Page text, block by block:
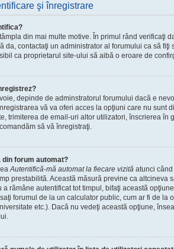
şi înregistrare
din mai multe motive. În primul rând verificaţi
da, contactaţi un administrator al forumului ca să fiţi
ca proprietarul site-ului să aibă o eroare de
depinde de adminstratorul forumului dacă e
vă va oferi acces la opţiuni care nu sunt
trimiterea de email-uri altor utilizatori, înscrierea în
să vă înregistraţi.
din forum automat?
Autentifică-mă automat la fiecare vizită atunci
prestabilită. Această măsură previne ca altcineva
a rămâne autentificat tot timpul, bifaţi această
forumul de la un calculator public, cum ar fi de la
etc.). Dacă nu vedeţi această opţiune,